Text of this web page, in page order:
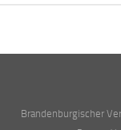
Brandenburgischer